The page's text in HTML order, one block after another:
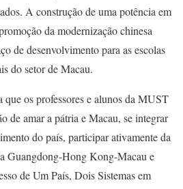
A construção de uma potência em
da modernização chinesa
de desenvolvimento para as escolas
do setor de Macau.
que os professores e alunos da MUST
de amar a pátria e Macau, se integrar
do país, participar ativamente da
Guangdong-Hong Kong-Macau e
de Um País, Dois Sistemas em